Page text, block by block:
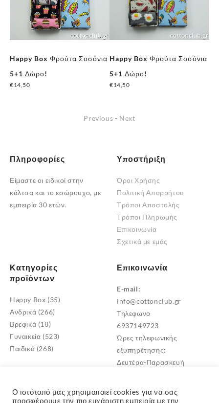
Happy Box Φρούτα Σοσόνια
5+1 Δώρο!
€14,50
Happy Box Φρούτα Σοσόνια
5+1 Δώρο!
€14,50
Previous - Next
Πληροφορίες
Είμαστε οι ειδικοί στην
κάλτσα και το εσώρουχο, με
εμπειρία 30 ετών.
Υποστήριξη
Όροι Χρήσης
Πολιτική Απορρήτου
Τρόποι Αποστολής
Τρόποι Πληρωμής
Επικοινωνία
Σχετικά με εμάς
Κατηγορίες
προϊόντων
Happy Box (35)
Ανδρικά (266)
Βρεφικά (18)
Γυναικεία (523)
Παιδικά (268)
Επικοινωνία
E-mail:
info@cottonclub.gr
Τηλεφωνο
6937149723
Ώρες τηλεφωνικής
εξυπηρέτησης:
Δευτέρα-Παρασκευή
Μεταμόρφωση Αττικής
Ο ιστότοπό μας χρησιμοποιεί cookies για να σας
προσφέρουμε την πιο ευχάριστη εμπειρία με την